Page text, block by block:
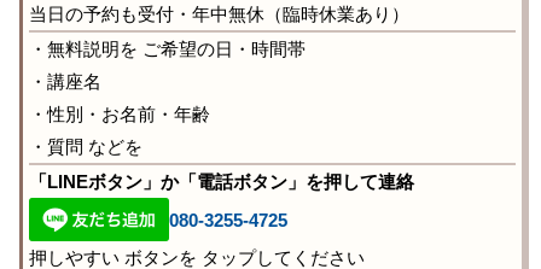
当日の予約も受付・年中無休（臨時休業あり）
・無料説明を ご希望の日・時間帯
・講座名
・性別・お名前・年齢
・質問 などを
「LINEボタン」か「電話ボタン」を押して連絡
080-3255-4725
押しやすい ボタンを タップしてください